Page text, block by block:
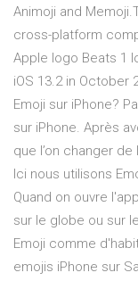
Animoji and
cross-platform
Apple logo Beats 1
iOS 13.2 in October
Emoji sur iPhone?
sur iPhone. Après
que l’on changer
Ici nous utilisons
Quand on ouvre
sur le globe ou sur
Emoji comme
emojis iPhone sur